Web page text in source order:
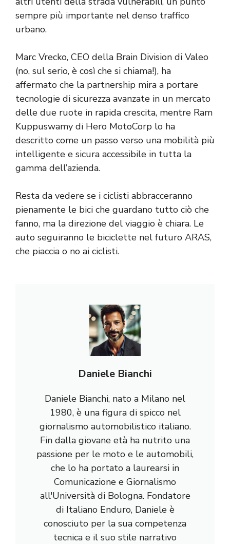
sempre più importante nel denso traffico
urbano.
Marc Vrecko, CEO della Brain Division di Valeo
(no, sul serio, è così che si chiama!), ha
affermato che la partnership mira a portare
tecnologie di sicurezza avanzate in un mercato
delle due ruote in rapida crescita, mentre Ram
Kuppuswamy di Hero MotoCorp lo ha
descritto come un passo verso una mobilità più
intelligente e sicura accessibile in tutta la
gamma dell’azienda.
Resta da vedere se i ciclisti abbracceranno
pienamente le bici che guardano tutto ciò che
fanno, ma la direzione del viaggio è chiara. Le
auto seguiranno le biciclette nel futuro ARAS,
che piaccia o no ai ciclisti.
Daniele Bianchi
Daniele Bianchi, nato a Milano nel
1980, è una figura di spicco nel
giornalismo automobilistico italiano.
Fin dalla giovane età ha nutrito una
passione per le moto e le automobili,
che lo ha portato a laurearsi in
Comunicazione e Giornalismo
all'Università di Bologna. Fondatore
di Italiano Enduro, Daniele è
conosciuto per la sua competenza
tecnica e il suo stile narrativo